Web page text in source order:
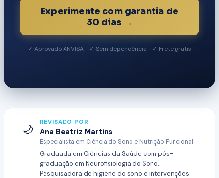
Experimente com garantia de
30 dias →
✓ Aprovado ANVISA ✓ Sem dependência ✓ Frete grátis
🌙
REVISADO POR
Ana Beatriz Martins
Especialista em Ciência do Sono e Nutrição Funcional
Graduada em Ciências da Saúde com pós-
graduação em Neurofisiologia do Sono.
Pesquisadora de higiene do sono e intervenções